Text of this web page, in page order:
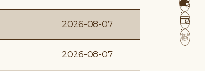
2026-08-07
2026-08-07